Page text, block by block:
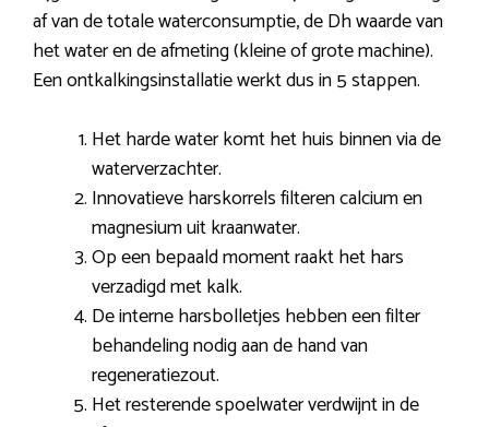
af van de totale waterconsumptie, de Dh waarde van
het water en de afmeting (kleine of grote machine).
Een ontkalkingsinstallatie werkt dus in 5 stappen.
Het harde water komt het huis binnen via de
waterverzachter.
Innovatieve harskorrels filteren calcium en
magnesium uit kraanwater.
Op een bepaald moment raakt het hars
verzadigd met kalk.
De interne harsbolletjes hebben een filter
behandeling nodig aan de hand van
regeneratiezout.
Het resterende spoelwater verdwijnt in de